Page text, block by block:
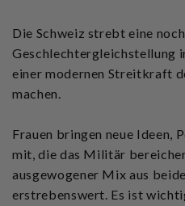
Die Schweiz strebt eine
Geschlechtergleichstellung
einer modernen Streitkraft
machen.
Frauen bringen neue Ideen,
mit, die das Militär
ausgewogener Mix aus
erstrebenswert. Es ist